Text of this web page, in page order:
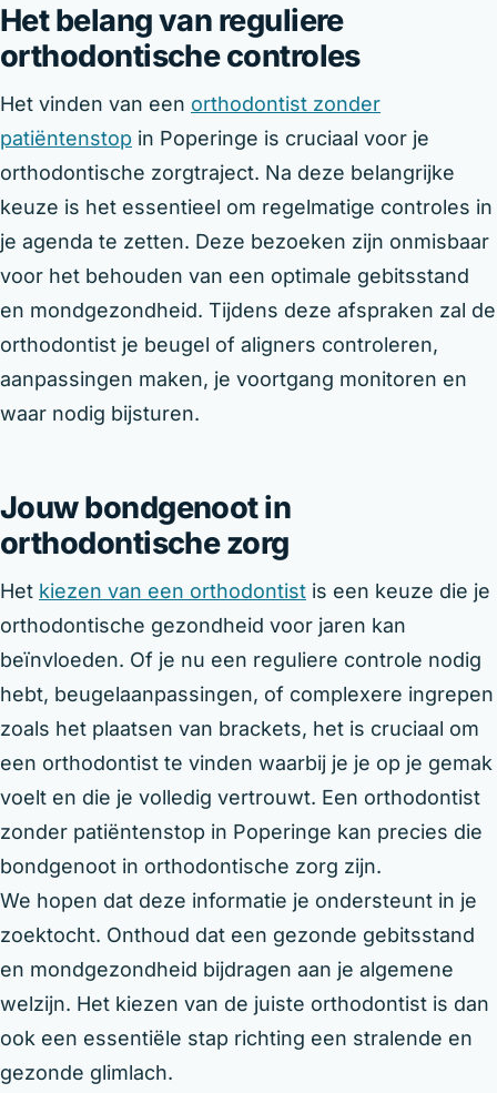
Het belang van reguliere
orthodontische controles
Het vinden van een orthodontist zonder
patiëntenstop in Poperinge is cruciaal voor je
orthodontische zorgtraject. Na deze belangrijke
keuze is het essentieel om regelmatige controles in
je agenda te zetten. Deze bezoeken zijn onmisbaar
voor het behouden van een optimale gebitsstand
en mondgezondheid. Tijdens deze afspraken zal de
orthodontist je beugel of aligners controleren,
aanpassingen maken, je voortgang monitoren en
waar nodig bijsturen.
Jouw bondgenoot in
orthodontische zorg
Het kiezen van een orthodontist is een keuze die je
orthodontische gezondheid voor jaren kan
beïnvloeden. Of je nu een reguliere controle nodig
hebt, beugelaanpassingen, of complexere ingrepen
zoals het plaatsen van brackets, het is cruciaal om
een orthodontist te vinden waarbij je je op je gemak
voelt en die je volledig vertrouwt. Een orthodontist
zonder patiëntenstop in Poperinge kan precies die
bondgenoot in orthodontische zorg zijn.
We hopen dat deze informatie je ondersteunt in je
zoektocht. Onthoud dat een gezonde gebitsstand
en mondgezondheid bijdragen aan je algemene
welzijn. Het kiezen van de juiste orthodontist is dan
ook een essentiële stap richting een stralende en
gezonde glimlach.